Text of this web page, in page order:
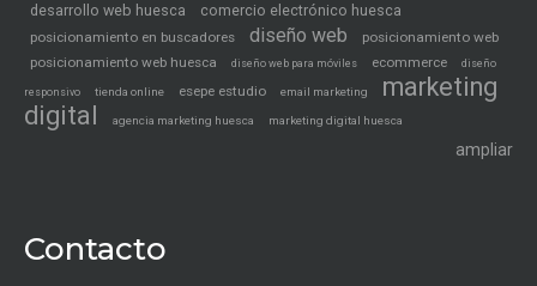
desarrollo web huesca comercio electrónico huesca
posicionamiento en buscadores diseño web
posicionamiento web
posicionamiento web huesca
diseño web para móviles ecommerce diseño
responsivo tienda online esepe estudio email marketing
marketing
digital
agencia marketing huesca marketing digital huesca
ampliar
Contacto